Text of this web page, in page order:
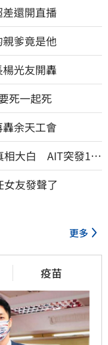
還開直播
爹竟是他
光友開轟
死一起死
余天工會
相大白 AIT突發1文
友發聲了
更多
疫苗